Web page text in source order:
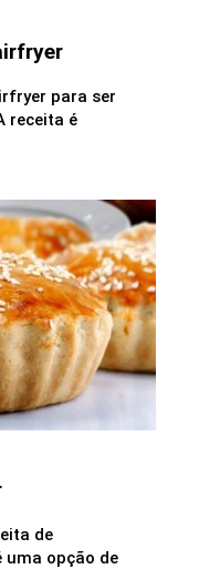
para ser
receita é
de
opção de